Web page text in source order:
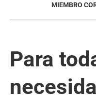
MIEMBRO
Para